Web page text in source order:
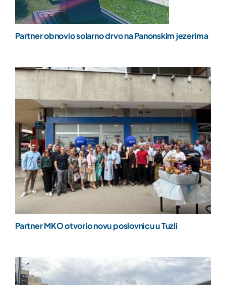
Partner obnovio solarno drvo na Panonskim jezerima
Partner MKO otvorio novu poslovnicu u Tuzli